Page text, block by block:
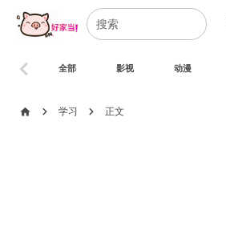
全部 影视 动漫
chevron_left
home chevron_right 学习 chevron_right 正文